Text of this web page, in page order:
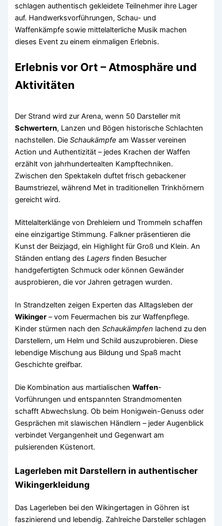
schlagen authentisch gekleidete Teilnehmer ihre Lager
auf. Handwerksvorführungen, Schau- und
Waffenkämpfe sowie mittelalterliche Musik machen
dieses Event zu einem einmaligen Erlebnis.
Erlebnis vor Ort – Atmosphäre und
Aktivitäten
Der Strand wird zur Arena, wenn 50 Darsteller mit
Schwertern, Lanzen und Bögen historische Schlachten
nachstellen. DieSchaukämpfe am Wasser vereinen
Action und Authentizität – jedes Krachen der Waffen
erzählt von jahrhundertealten Kampftechniken.
Zwischen den Spektakeln duftet frisch gebackener
Baumstriezel, während Met in traditionellen Trinkhörnern
gereicht wird.
Mittelalterklänge von Drehleiern und Trommeln schaffen
eine einzigartige Stimmung. Falkner präsentieren die
Kunst der Beizjagd, ein Highlight für Groß und Klein. An
Ständen entlang desLagers finden Besucher
handgefertigten Schmuck oder können Gewänder
ausprobieren, die vor Jahren getragen wurden.
In Strandzelten zeigen Experten das Alltagsleben der
Wikinger – vom Feuermachen bis zur Waffenpflege.
Kinder stürmen nach denSchaukämpfen lachend zu den
Darstellern, um Helm und Schild auszuprobieren. Diese
lebendige Mischung aus Bildung und Spaß macht
Geschichte greifbar.
Die Kombination aus martialischenWaffen-
Vorführungen und entspannten Strandmomenten
schafft Abwechslung. Ob beim Honigwein-Genuss oder
Gesprächen mit slawischen Händlern – jeder Augenblick
verbindet Vergangenheit und Gegenwart am
pulsierenden Küstenort.
Lagerleben mit Darstellern in authentischer
Wikingerkleidung
Das Lagerleben bei den Wikingertagen in Göhren ist
faszinierend und lebendig. Zahlreiche Darsteller schlagen